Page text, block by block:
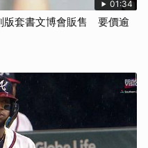
01:34
版套書文博會販售 要價逾